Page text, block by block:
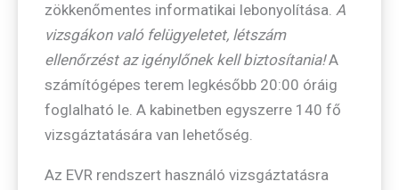
zökkenőmentes informatikai lebonyolítása. A
vizsgákon való felügyeletet, létszám
ellenőrzést az igénylőnek kell biztosítania!A
számítógépes terem legkésőbb 20:00 óráig
foglalható le. A kabinetben egyszerre 140 fő
vizsgáztatására van lehetőség.
Az EVR rendszert használó vizsgáztatásra